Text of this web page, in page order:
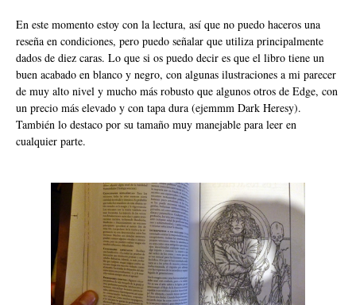
En este momento estoy con la lectura, así que no puedo haceros una
reseña en condiciones, pero puedo señalar que utiliza principalmente
dados de diez caras. Lo que si os puedo decir es que el libro tiene un
buen acabado en blanco y negro, con algunas ilustraciones a mi parecer
de muy alto nivel y mucho más robusto que algunos otros de Edge, con
un precio más elevado y con tapa dura (ejemmm Dark Heresy).
También lo destaco por su tamaño muy manejable para leer en
cualquier parte.